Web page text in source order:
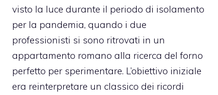
visto la luce durante il periodo di isolamento
per la pandemia, quando i due
professionisti si sono ritrovati in un
appartamento romano alla ricerca del forno
perfetto per sperimentare. L’obiettivo iniziale
era reinterpretare un classico dei ricordi